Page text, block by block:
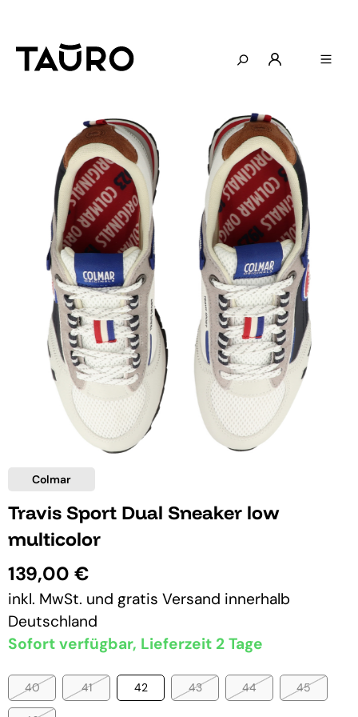
Colmar
Travis Sport Dual Sneaker low
multicolor
139,00 €
inkl. MwSt. und gratis Versand innerhalb
Deutschland
Sofort verfügbar, Lieferzeit 2 Tage
40 41 42 43 44 45